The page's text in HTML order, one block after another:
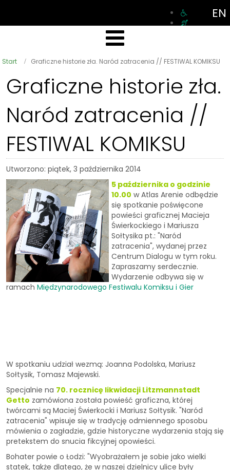
EN
Start Graficzne historie zła. Naród zatracenia // FESTIWAL KOMIKSU
Graficzne historie zła.
Naród zatracenia //
FESTIWAL KOMIKSU
Utworzono: piątek, 3 października 2014
5 października o godzinie
10.00 w Atlas Arenie odbędzie
się spotkanie poświęcone
powieści graficznej Macieja
Świerkockiego i Mariusza
Sołtysika pt.: "Naród
zatracenia", wydanej przez
Centrum Dialogu w tym roku.
Zapraszamy serdecznie.
Wydarzenie odbywa się w
ramach Międzynarodowego Festiwalu Komiksu i Gier
W spotkaniu udział wezmą: Joanna Podolska, Mariusz
Sołtysik, Tomasz Majewski.
Specjalnie na 70. rocznicę likwidacji Litzmannstadt
Getto zamówiona została powieść graficzna, której
twórcami są Maciej Świerkocki i Mariusz Sołtysik. "Naród
zatracenia" wpisuje się w tradycję odmiennego sposobu
mówienia o zagładzie, gdzie historyczne wydarzenia stają się
pretekstem do snucia fikcyjnej opowieści.
Bohater powie o Łodzi: "Wyobrażałem je sobie jako wielki
statek, także dlatego, że w naszej dzielnicy ulice były